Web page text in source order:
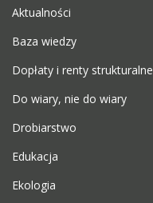
Aktualności
Baza wiedzy
Dopłaty i renty strukturalne
Do wiary, nie do wiary
Drobiarstwo
Edukacja
Ekologia